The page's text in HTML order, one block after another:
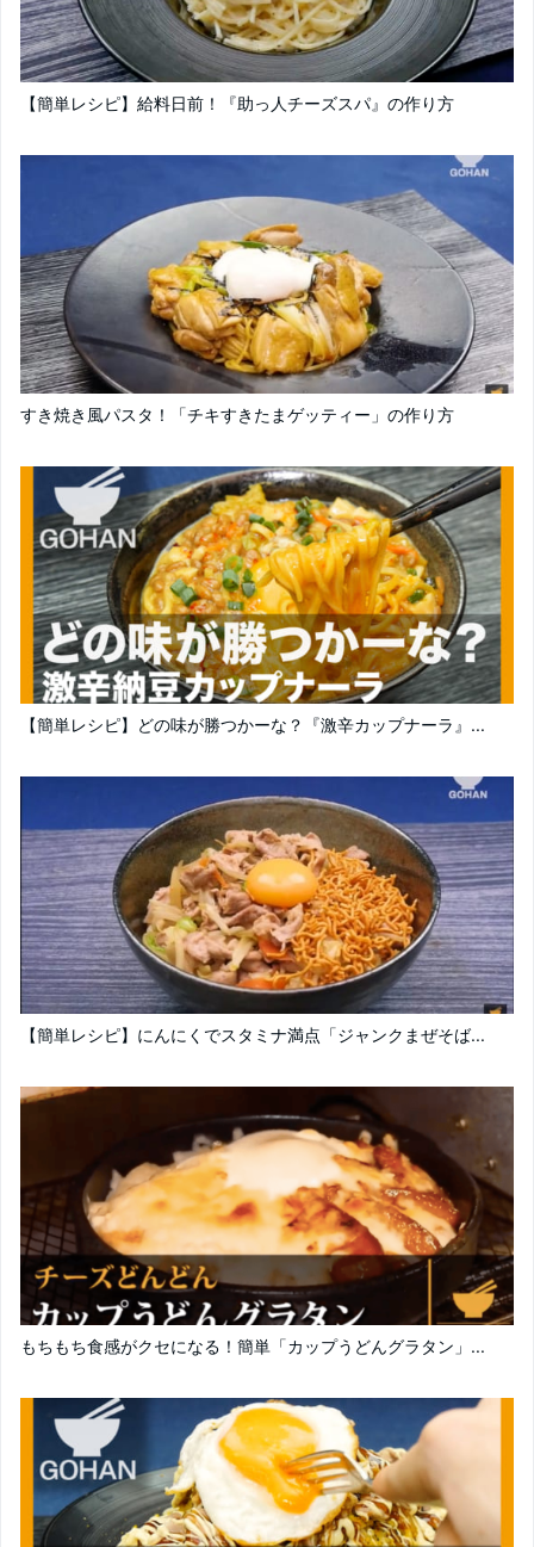
【簡単レシピ】給料日前！『助っ人チーズスパ』の作り方
すき焼き風パスタ！「チキすきたまゲッティー」の作り方
【簡単レシピ】どの味が勝つかーな？『激辛カップナーラ』...
【簡単レシピ】にんにくでスタミナ満点「ジャンクまぜそば...
もちもち食感がクセになる！簡単「カップうどんグラタン」...